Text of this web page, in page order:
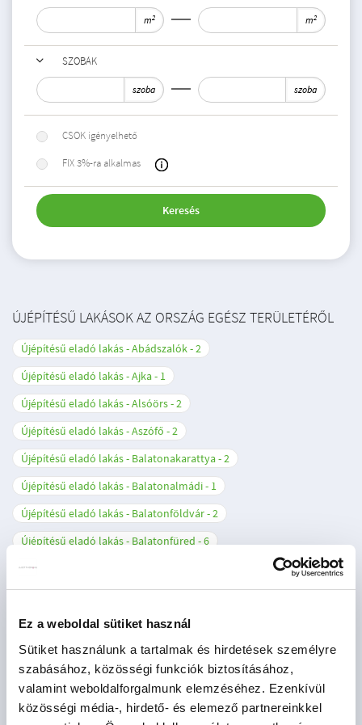
Ez a weboldal sütiket használ
Sütiket használunk a tartalmak és hirdetések személyre
szabásához, közösségi funkciók biztosításához,
valamint weboldalforgalmunk elemzéséhez. Ezenkívül
közösségi média-, hirdető- és elemező partnereinkkel
m2 m2
SZOBÁK
szoba szoba
CSOK igényelhető
FIX 3%-ra alkalmas
Keresés
ÚJÉPÍTÉSŰ LAKÁSOK AZ ORSZÁG EGÉSZ TERÜLETÉRŐL
Újépítésű eladó lakás - Abádszalók 2
Újépítésű eladó lakás - Ajka
1
Újépítésű eladó lakás - Alsóörs 2
Újépítésű eladó lakás - Aszófő
2
Újépítésű eladó lakás - Balatonakarattya 2
Újépítésű eladó lakás - Balatonalmádi
1
Újépítésű eladó lakás - Balatonföldvár 2
Újépítésű eladó lakás - Balatonfüred
6
Újépítésű eladó lakás - Balatonlelle
Újépítésű eladó lakás - Balatonudvari
Újépítésű eladó lakás - Balogunyom
1
Újépítésű eladó lakás - Beled
1
Újépítésű eladó lakás - Budapest I. kerület 1